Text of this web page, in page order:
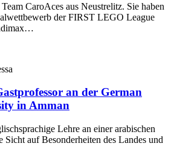
CaroAces aus Neustrelitz. Sie haben
der FIRST LEGO League
an der German
in Amman
Lehre an einer arabischen
Sicht auf Besonderheiten des Landes und